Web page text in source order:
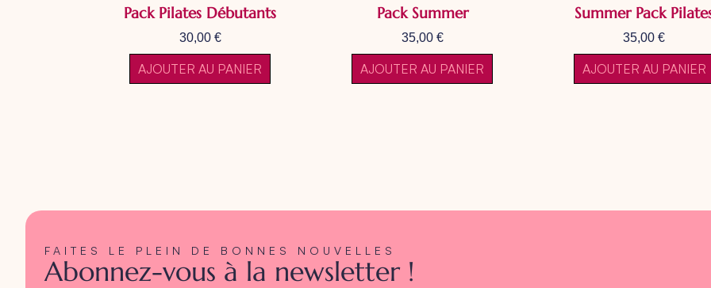
Pack Pilates Débutants
30,00 €
AJOUTER AU PANIER
Pack Summer
35,00 €
AJOUTER AU PANIER
Summer Pack
35,00€
AJOUTER AU PANIER
FAITES LE PLEIN DE BONNES NOUVELLES
Abonnez-vous à la newsletter !